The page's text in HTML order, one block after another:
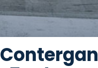
Contergan